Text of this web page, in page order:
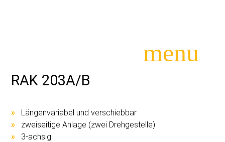
menu
Suchbegriffe
RAK 203A/B
Längenvariabel und verschiebbar
zweiseitige Anlage (zwei Drehgestelle)
3-achsig